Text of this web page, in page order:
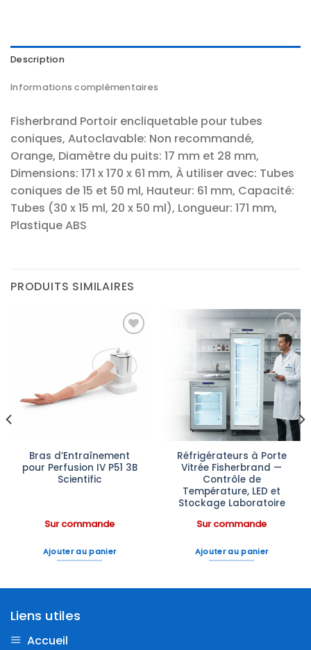
Description
Informations complémentaires
Fisherbrand Portoir encliquetable pour tubes
coniques, Autoclavable: Non recommandé,
Orange, Diamètre du puits: 17 mm et 28 mm,
Dimensions: 171 x 170 x 61 mm, À utiliser avec: Tubes
coniques de 15 et 50 ml, Hauteur: 61 mm, Capacité:
Tubes (30 x 15 ml, 20 x 50 ml), Longueur: 171 mm,
Plastique ABS
PRODUITS SIMILAIRES
Ajouter
à la liste
d’envies
Bras d’Entraînement
pour Perfusion IV P51 3B
Scientific
Sur commande
Ajouter au panier
Ajouter
à la liste
d’envies
Réfrigérateurs à Porte
Vitrée Fisherbrand —
Contrôle de
Température, LED et
Stockage Laboratoire
Sur commande
Ajouter au panier
Liens utiles
Accueil